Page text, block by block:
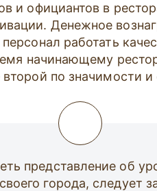
и официантов в
Денежное
работать
начинающему
по значимости
представление об
города, следует